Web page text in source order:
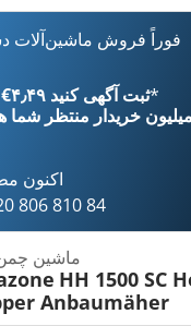
فوراً فروش ماشین‌آلات
اکنون از ‎€۴٫۴۹ ثبت آگهی کنید*
۱۱ میلیون خریدار منتظر شما
اکنون
806 810 84
ماشین
HH 1500 SC
Anbaumäher